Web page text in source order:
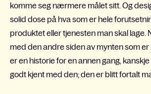
komme seg nærmere målet sitt. Og
solid dose på hva som er hele
produktet eller tjenesten man skal lage.
med den andre siden av mynten som
er en historie for en annen gang,
godt kjent med den; den er blitt fortalt